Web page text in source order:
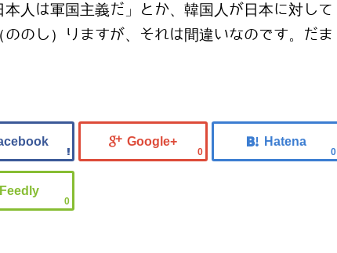
人は軍国主義だ」とか、韓国人が日本に対して
ののし）りますが、それは間違いなのです。だま
0 0
0